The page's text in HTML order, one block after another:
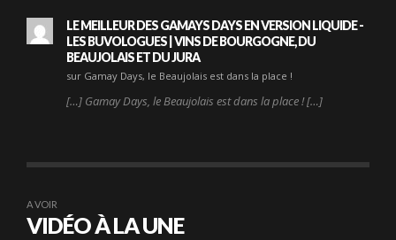
LE MEILLEUR DES GAMAYS DAYS EN VERSION LIQUIDE -
LES BUVOLOGUES | VINS DE BOURGOGNE, DU
BEAUJOLAIS ET DU JURA
sur Gamay Days, le Beaujolais est dans la place !
[…] Gamay Days, le Beaujolais est dans la place ! […]
A VOIR
VIDÉO À LA UNE